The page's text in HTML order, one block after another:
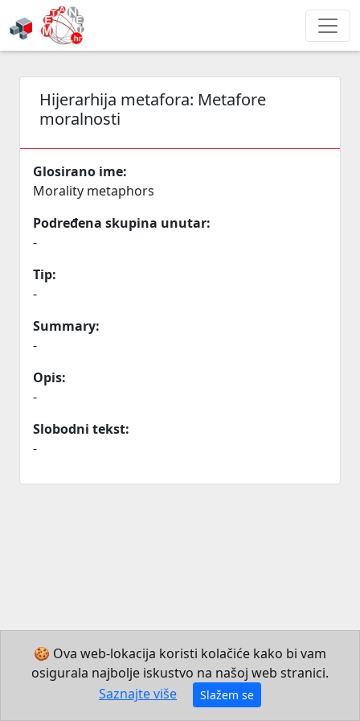
Hijerarhija metafora: Metafore
moralnosti
Glosirano ime:
Morality metaphors
Podređena skupina unutar:
-
Tip:
-
Summary:
-
Opis:
-
Slobodni tekst:
-
🍪 Ova web-lokacija koristi kolačiće kako bi vam
osigurala najbolje iskustvo na našoj web stranici.
Saznajte više
Slažem se
© 2026 Institut za hrvatski jezik i jezikoslovlje
Izradio JB Mechatronics